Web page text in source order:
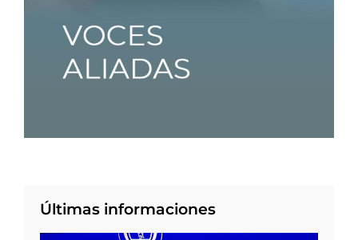
Últimas informaciones